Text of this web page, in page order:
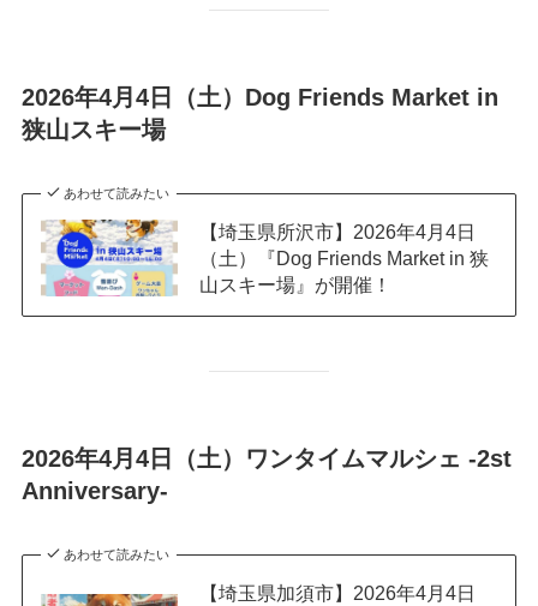
2026年4月4日（土）Dog Friends Market in
狭山スキー場
あわせて読みたい
【埼玉県所沢市】2026年4月4日
（土）『Dog Friends Market in 狭
山スキー場』が開催！
2026年4月4日（土）ワンタイムマルシェ -2st
Anniversary-
あわせて読みたい
【埼玉県加須市】2026年4月4日